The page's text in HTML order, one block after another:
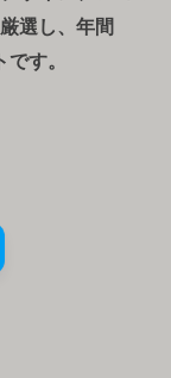
選し、年間
す。